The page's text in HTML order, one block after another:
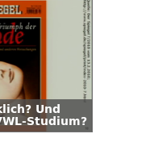
Und
Studium?